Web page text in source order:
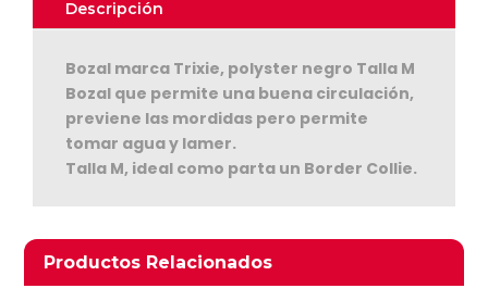
Ver Carrito
Seguir Comprando
Descripción
Bozal marca Trixie, polyster negro Talla M
Bozal que permite una buena circulación,
previene las mordidas pero permite
tomar agua y lamer.
Talla M, ideal como parta un Border Collie.
Productos Relacionados
Productos relacionados